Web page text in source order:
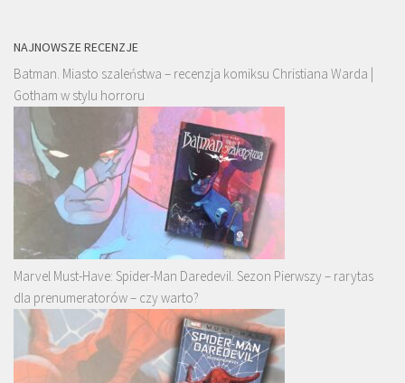
NAJNOWSZE RECENZJE
Batman. Miasto szaleństwa – recenzja komiksu Christiana Warda |
Gotham w stylu horroru
Marvel Must-Have: Spider-Man Daredevil. Sezon Pierwszy – rarytas
dla prenumeratorów – czy warto?